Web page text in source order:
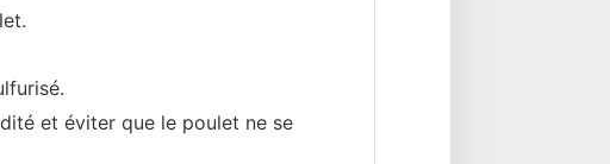
et éviter que le poulet ne se